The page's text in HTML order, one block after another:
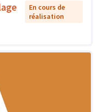
En cours de
réalisation